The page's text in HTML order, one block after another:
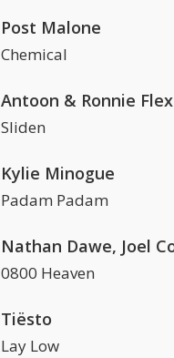
Post Malone
Chemical
Antoon & Ronnie Flex
Sliden
Kylie Minogue
Padam Padam
0800 Heaven
Tiësto
Lay Low